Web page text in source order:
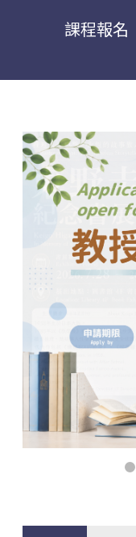
課程報名